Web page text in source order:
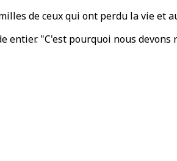
de ceux qui ont perdu la vie
entier. "C'est pourquoi nous